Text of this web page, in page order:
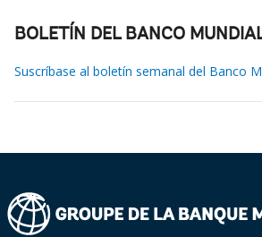
BOLETÍN DEL BANCO
Suscríbase al boletín semanal del Banco